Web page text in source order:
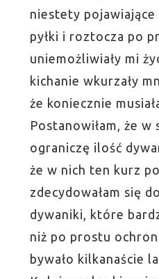
niestety pojawiające
pyłki i roztocza po
uniemożliwiały mi
kichanie wkurzały
że koniecznie
Postanowiłam, że w
ograniczę ilość
że w nich ten kurz
zdecydowałam się
dywaniki, które
niż po prostu
bywało kilkanaście